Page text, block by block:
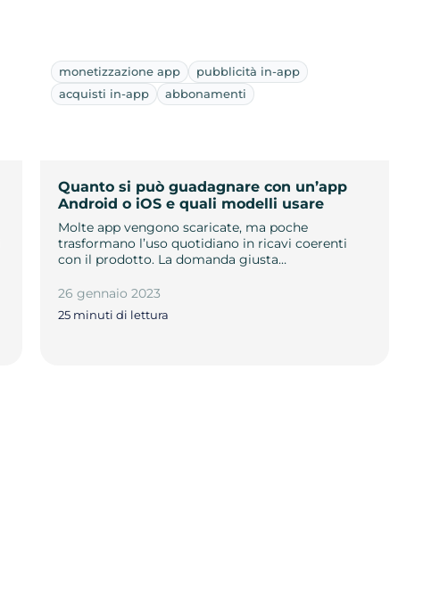
monetizzazione app
pubblicità in-app
acquisti in-app
abbonamenti
Quanto si può guadagnare con un’app
Android o iOS e quali modelli usare
Molte app vengono scaricate, ma poche
trasformano l’uso quotidiano in ricavi coerenti
con il prodotto. La domanda giusta…
26 gennaio 2023
25 minuti di lettura